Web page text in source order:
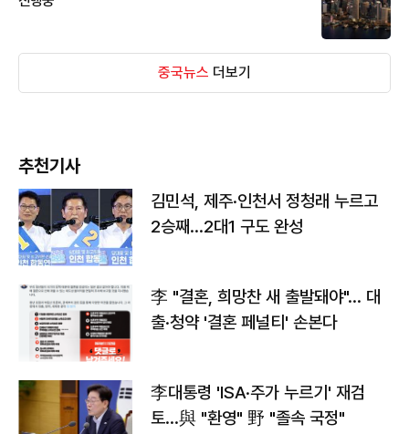
중국뉴스 더보기
추천기사
김민석, 제주·인천서 정청래 누르고
2승째…2대1 구도 완성
李 "결혼, 희망찬 새 출발돼야"… 대
출·청약 '결혼 페널티' 손본다
李대통령 'ISA·주가 누르기' 재검
토…與 "환영" 野 "졸속 국정"